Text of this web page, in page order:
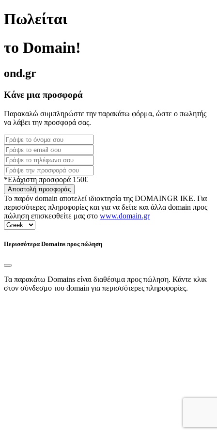
Πωλείται
το Domain!
ond.gr
Κάνε μια προσφορά
Παρακαλώ συμπληρώστε την παρακάτω φόρμα, ώστε ο πωλητής
να λάβει την προσφορά σας.
*Ελάχιστη προσφορά 150€
Αποστολή προσφοράς
Το παρόν domain αποτελεί ιδιοκτησία της DOMAINGR ΙΚΕ. Για
περισσότερες πληροφορίες και για να δείτε και άλλα domain προς
πώληση επισκεφθείτε μας στο www.domain.gr
Περισσότερα Domains προς πώληση
Τα παρακάτω Domains είναι διαθέσιμα προς πώληση. Κάντε κλικ
στον σύνδεσμο του domain για περισσότερες πληροφορίες.